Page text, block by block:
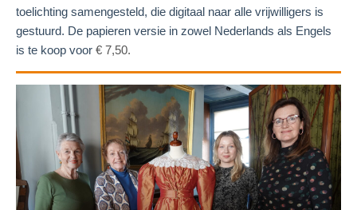
toelichting samengesteld, die digitaal naar alle vrijwilligers is
gestuurd. De papieren versie in zowel Nederlands als Engels
is te koop voor € 7,50.